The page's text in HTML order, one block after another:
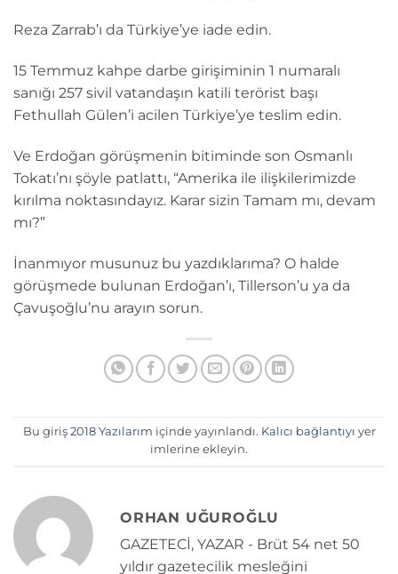
Reza Zarrab’ı da Türkiye’ye iade edin.
15 Temmuz kahpe darbe girişiminin 1 numaralı
sanığı 257 sivil vatandaşın katili terörist başı
Fethullah Gülen’i acilen Türkiye’ye teslim edin.
Ve Erdoğan görüşmenin bitiminde son Osmanlı
Tokatı’nı şöyle patlattı, “Amerika ile ilişkilerimizde
kırılma noktasındayız. Karar sizin Tamam mı, devam
mı?”
İnanmıyor musunuz bu yazdıklarıma? O halde
görüşmede bulunan Erdoğan’ı, Tillerson’u ya da
Çavuşoğlu’nu arayın sorun.
Bu giriş 2018 Yazılarım içinde yayınlandı. Kalıcı bağlantıyı yer
imlerine ekleyin.
ORHAN UĞUROĞLU
GAZETECİ, YAZAR - Brüt 54 net 50
yıldır gazetecilik mesleğini